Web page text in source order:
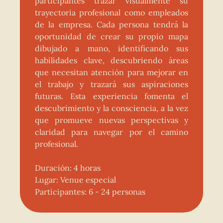
trayectoria profesional como empleados
de la empresa. Cada persona tendrá la
oportunidad de crear su propio mapa
dibujado a mano, identificando sus
habilidades clave, descubriendo áreas
que necesitan atención para mejorar en
el trabajo y trazará sus aspiraciones
futuras. Esta experiencia fomenta el
descubrimiento y la consciencia, a la vez
que promueve nuevas perspectivas y
claridad para navegar por el camino
profesional.
Duración: 4 horas
Lugar: Venue especial
Participantes: 6 - 24 personas